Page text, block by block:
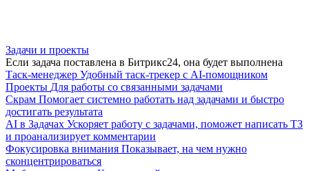
Задачи и проекты
Если задача поставлена в Битрикс24, она будет выполнена
Таск-менеджер Удобный таск-трекер с AI-помощником
Проекты Для работы со связанными задачами
Скрам Помогает системно работать над задачами и быстро
достигать результата
AI в Задачах Ускоряет работу с задачами, поможет написать ТЗ
и проанализирует комментарии
Фокусировка внимания Показывает, на чем нужно
сконцентрироваться